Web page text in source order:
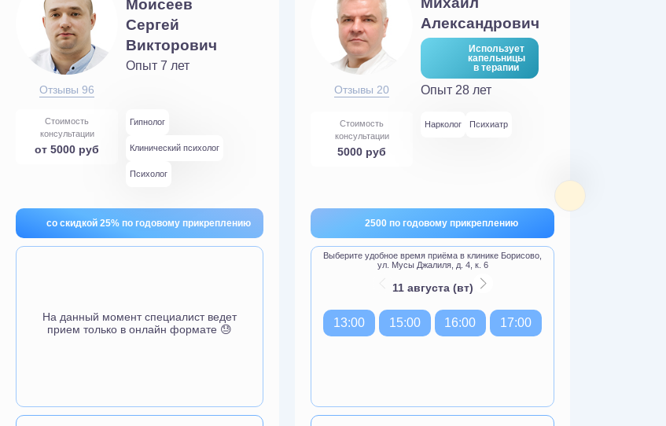
Отзывы 96
Моисеев
Сергей
Викторович
Опыт 7 лет
Стоимость
консультации
от 5000 руб
Гипнолог
Клинический психолог
Психолог
со скидкой 25% по годовому прикреплению
На данный момент специалист ведет
прием только в онлайн формате 😓
Отзывы 20
Александрович
Использует
капельницы
в терапии
Опыт 28 лет
Стоимость
консультации
5000 руб
Нарколог Психиатр
2500 по годовому прикреплению
Выберите удобное время приёма в клинике Борисово,
ул. Мусы Джалиля, д. 4, к. 6
11 августа (вт)
13:00 15:00 16:00 17:00